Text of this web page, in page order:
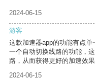
2024-06-15
游客
这款加速器app的功能有点
一个自动切换线路的功能，
路，从而获得更好的加速效果
2024-06-15